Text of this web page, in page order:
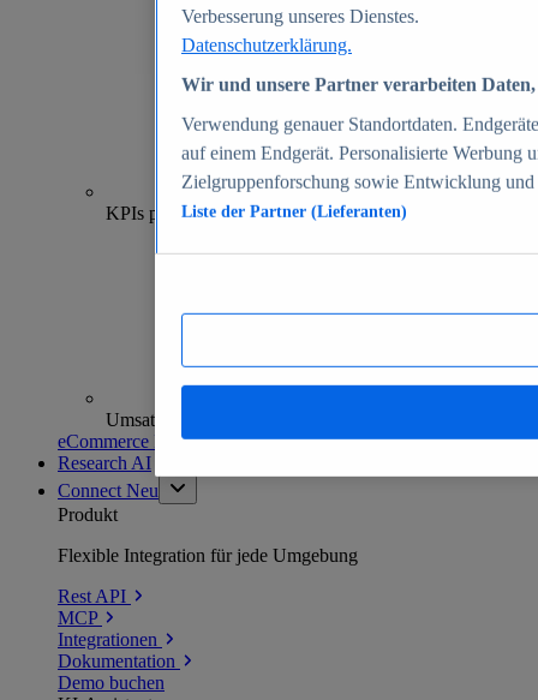
70+
KPIs pro Shop
Umsatzanalysen und -prognosen
eCommerce Insights entdecken
Research AI
Connect Neu
Produkt
Flexible Integration für jede Umgebung
Rest API
MCP
Integrationen
Dokumentation
Demo buchen
Verbesserung unseres Dienstes.
Datenschutzerklärung.
Wir und unsere Partner verarbeiten
Verwendung genauer Standortdaten.
auf einem Endgerät. Personalisierte Werbung
Zielgruppenforschung sowie Entwicklung
Liste der Partner (Lieferanten)